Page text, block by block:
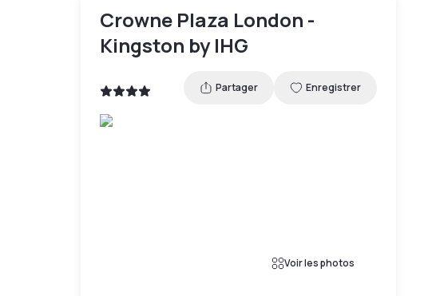
Crowne Plaza London -
Kingston by IHG
Partager Enregistrer
Voir les photos